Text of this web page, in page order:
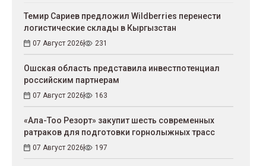
Темир Сариев предложил Wildberries перенести
логистические склады в Кыргызстан
07 Август 2026 231
Ошская область представила инвестпотенциал
российским партнерам
07 Август 2026 163
«Ала-Тоо Резорт» закупит шесть современных
ратраков для подготовки горнолыжных трасс
07 Август 2026 197